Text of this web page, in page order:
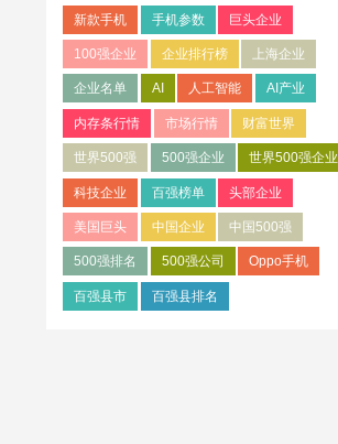
新款手机 手机参数 巨头企业
100强企业 企业排行榜 上海企业
企业名单 AI 人工智能 AI产业
内存条行情 市场行情 财富世界
世界500强 500强企业 世界500强企业
科技企业 百强榜单 头部企业
美国巨头 中国企业 中国500强
500强排名 500强公司 Oppo手机
百强县市 百强县排名